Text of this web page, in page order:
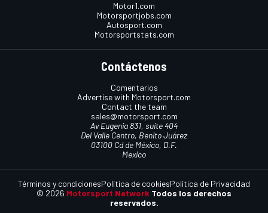
Motor1.com
Motorsportjobs.com
Autosport.com
Motorsportstats.com
Contáctenos
Comentarios
Advertise with Motorsport.com
Contact the team
sales@motorsport.com
Av Eugenia 831, suite 404
Del Valle Centro, Benito Juárez
03100 Cd de México, D.F.
Mexico
© 2026 Motorsport Network Todos los derechos
reservados.
Términos y condicionesPolítica de cookiesPolítica de Privacidad